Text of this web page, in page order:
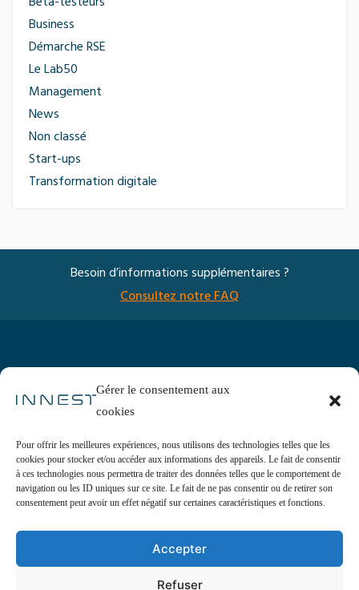
Gérer le consentement aux
cookies
Pour offrir les meilleures expériences, nous utilisons des technologies telles que les
cookies pour stocker et/ou accéder aux informations des appareils. Le fait de consentir
à ces technologies nous permettra de traiter des données telles que le comportement de
navigation ou les ID uniques sur ce site. Le fait de ne pas consentir ou de retirer son
consentement peut avoir un effet négatif sur certaines caractéristiques et fonctions.
Accepter
Refuser
Business
Démarche RSE
Le Lab50
Management
News
Non classé
Start-ups
Transformation digitale
Besoin d’informations supplémentaires ?
Consultez notre FAQ
Nos experts
Startups
Blog
A propos
Contact